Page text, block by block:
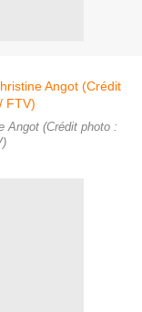
Angot (Crédit photo :